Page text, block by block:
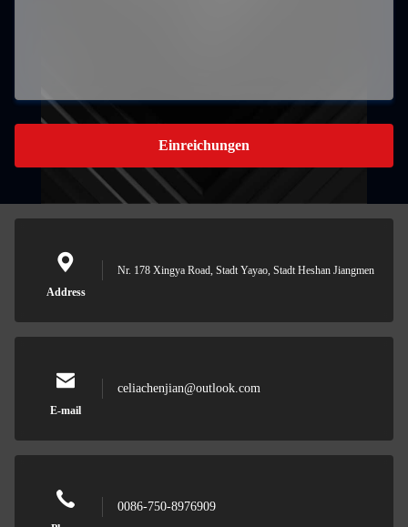
Einreichungen
Address
Nr. 178 Xingya Road, Stadt Yayao, Stadt Heshan Jiangmen
E-mail
celiachenjian@outlook.com
0086-750-8976909